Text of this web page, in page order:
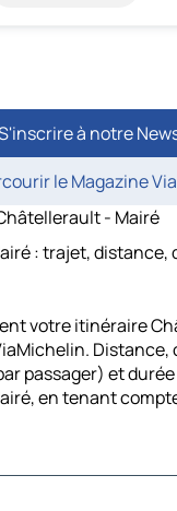
à notre
le Magazine
- Mairé
: trajet, distance,
votre itinéraire
Distance,
passager) et
en tenant